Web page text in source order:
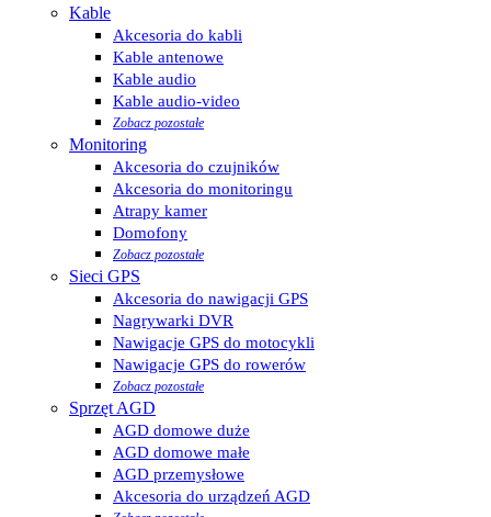
Kable
Akcesoria do kabli
Kable antenowe
Kable audio
Kable audio-video
Zobacz pozostałe
Monitoring
Akcesoria do czujników
Akcesoria do monitoringu
Atrapy kamer
Domofony
Zobacz pozostałe
Sieci GPS
Akcesoria do nawigacji GPS
Nagrywarki DVR
Nawigacje GPS do motocykli
Nawigacje GPS do rowerów
Zobacz pozostałe
Sprzęt AGD
AGD domowe duże
AGD domowe małe
AGD przemysłowe
Akcesoria do urządzeń AGD